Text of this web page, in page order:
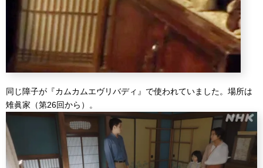
同じ障子が『カムカムエヴリバディ』で使われていました。場所は
雉眞家（第26回から）。